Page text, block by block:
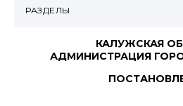
КАЛУЖСКАЯ
АДМИНИСТРАЦИЯ
РАЗДЕЛЫ